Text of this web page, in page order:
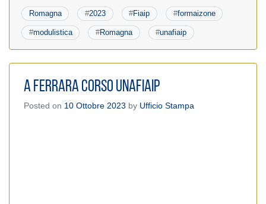
Romagna #2023 #Fiaip #formaizone
#modulistica #Romagna #unafiaip
A Ferrara corso UnaFIAIP
Posted on 10 Ottobre 2023 by Ufficio Stampa